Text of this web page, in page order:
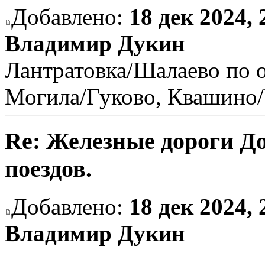
Добавлено: 18 дек 2024,
Владимир Дукин
Лантратовка/Шалаево по
Могила/Гуково, Квашино/
Re: Железные дороги
поездов.
Добавлено: 18 дек 2024,
Владимир Дукин